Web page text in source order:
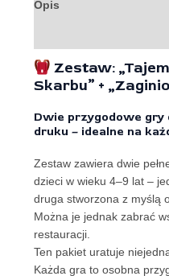
Opis
Zestaw:
Skarbu” +
Dwie przygodowe
druku – idealne na
Zestaw zawiera dwie
dzieci w wieku 4–9 lat –
druga stworzona z myślą
Można je jednak zabrać
restauracji.
Ten pakiet uratuje
Każda gra to osobna